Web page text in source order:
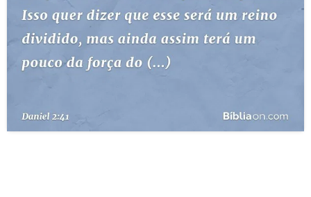
TEMAS
PERGUNTE À BÍBLIA IA
QUEM SOMOS